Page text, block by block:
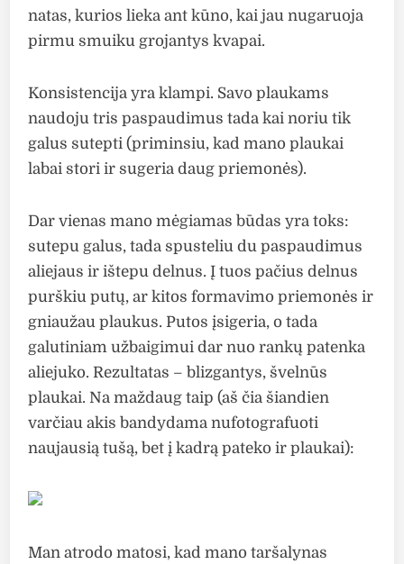
natas, kurios lieka ant kūno, kai jau nugaruoja
pirmu smuiku grojantys kvapai.
Konsistencija yra klampi. Savo plaukams
naudoju tris paspaudimus tada kai noriu tik
galus sutepti (priminsiu, kad mano plaukai
labai stori ir sugeria daug priemonės).
Dar vienas mano mėgiamas būdas yra toks:
sutepu galus, tada spusteliu du paspaudimus
aliejaus ir ištepu delnus. Į tuos pačius delnus
purškiu putų, ar kitos formavimo priemonės ir
gniaužau plaukus. Putos įsigeria, o tada
galutiniam užbaigimui dar nuo rankų patenka
aliejuko. Rezultatas – blizgantys, švelnūs
plaukai. Na maždaug taip (aš čia šiandien
varčiau akis bandydama nufotografuoti
naujausią tušą, bet į kadrą pateko ir plaukai):
Man atrodo matosi, kad mano taršalynas